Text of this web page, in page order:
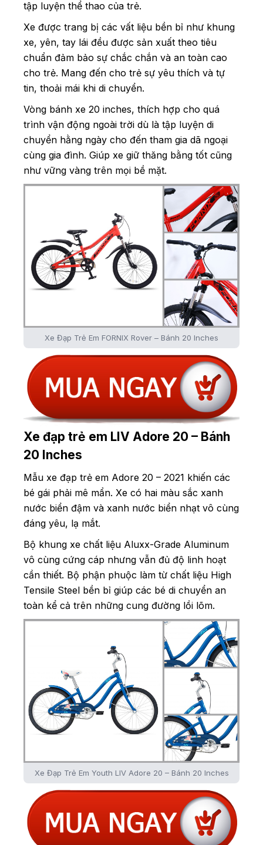
tập luyện thể thao của trẻ.
Xe được trang bị các vất liệu bền bỉ như khung
xe, yên, tay lái đều được sản xuất theo tiêu
chuẩn đảm bảo sự chắc chắn và an toàn cao
cho trẻ. Mang đến cho trẻ sự yêu thích và tự
tin, thoải mái khi di chuyển.
Vòng bánh xe 20 inches, thích hợp cho quá
trình vận động ngoài trời dù là tập luyện di
chuyển hằng ngày cho đến tham gia dã ngoại
cùng gia đình. Giúp xe giữ thăng bằng tốt cũng
như vững vàng trên mọi bề mặt.
Xe Đạp Trẻ Em FORNIX Rover – Bánh 20 Inches
Xe đạp trẻ em LIV Adore 20 – Bánh
20 Inches
Mẫu xe đạp trẻ em Adore 20 – 2021 khiến các
bé gái phải mê mẩn. Xe có hai màu sắc xanh
nước biển đậm và xanh nước biển nhạt vô cùng
đáng yêu, lạ mắt.
Bộ khung xe chất liệu Aluxx-Grade Aluminum
vô cùng cứng cáp nhưng vẫn đủ độ linh hoạt
cần thiết. Bộ phận phuộc làm từ chất liệu High
Tensile Steel bền bỉ giúp các bé di chuyển an
toàn kể cả trên những cung đường lồi lõm.
Xe Đạp Trẻ Em Youth LIV Adore 20 – Bánh 20 Inches